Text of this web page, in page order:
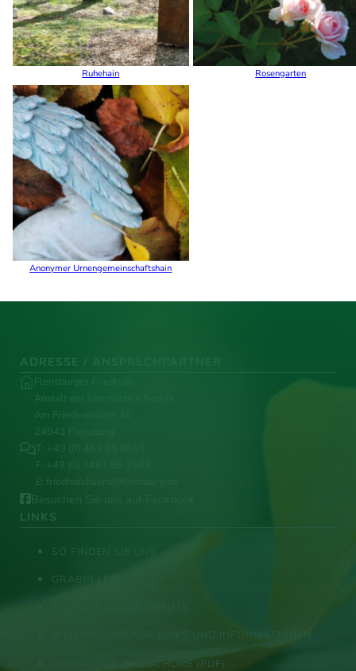
Ruhehain Rosengarten
Anonymer Urnengemeinschaftshain
ADRESSE / ANSPRECHPARTNER
Flensburger Friedhöfe
Anstalt des öffentlichen Rechts
Am Friedenshügel 45
24941 Flensburg
T: +49 (0) 461 85 8619
F: +49 (0) 0461 85 2508
E: friedhofsbuero@flensburg.de
Besuchen Sie uns auf Facebook
LINKS
SO FINDEN SIE UNS
GRABPFLEGE
WEITERFÜHRENDE LINKS UND INFORMATIONEN
DOWNLOAD BROSCHÜRE (PDF)